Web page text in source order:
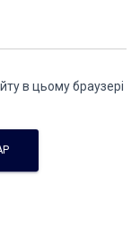
в цьому браузері